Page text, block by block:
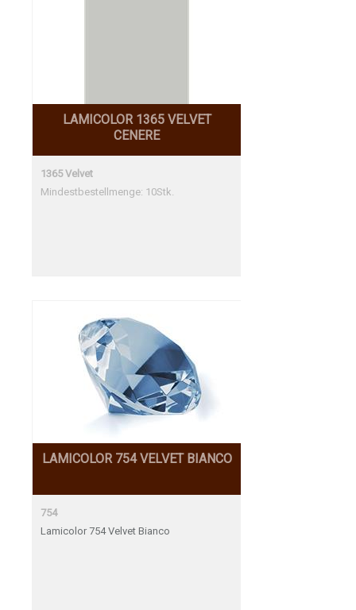
LAMICOLOR 1365 VELVET
CENERE
1365 Velvet
Mindestbestellmenge: 10Stk.
LAMICOLOR 754 VELVET BIANCO
754
Lamicolor 754 Velvet Bianco